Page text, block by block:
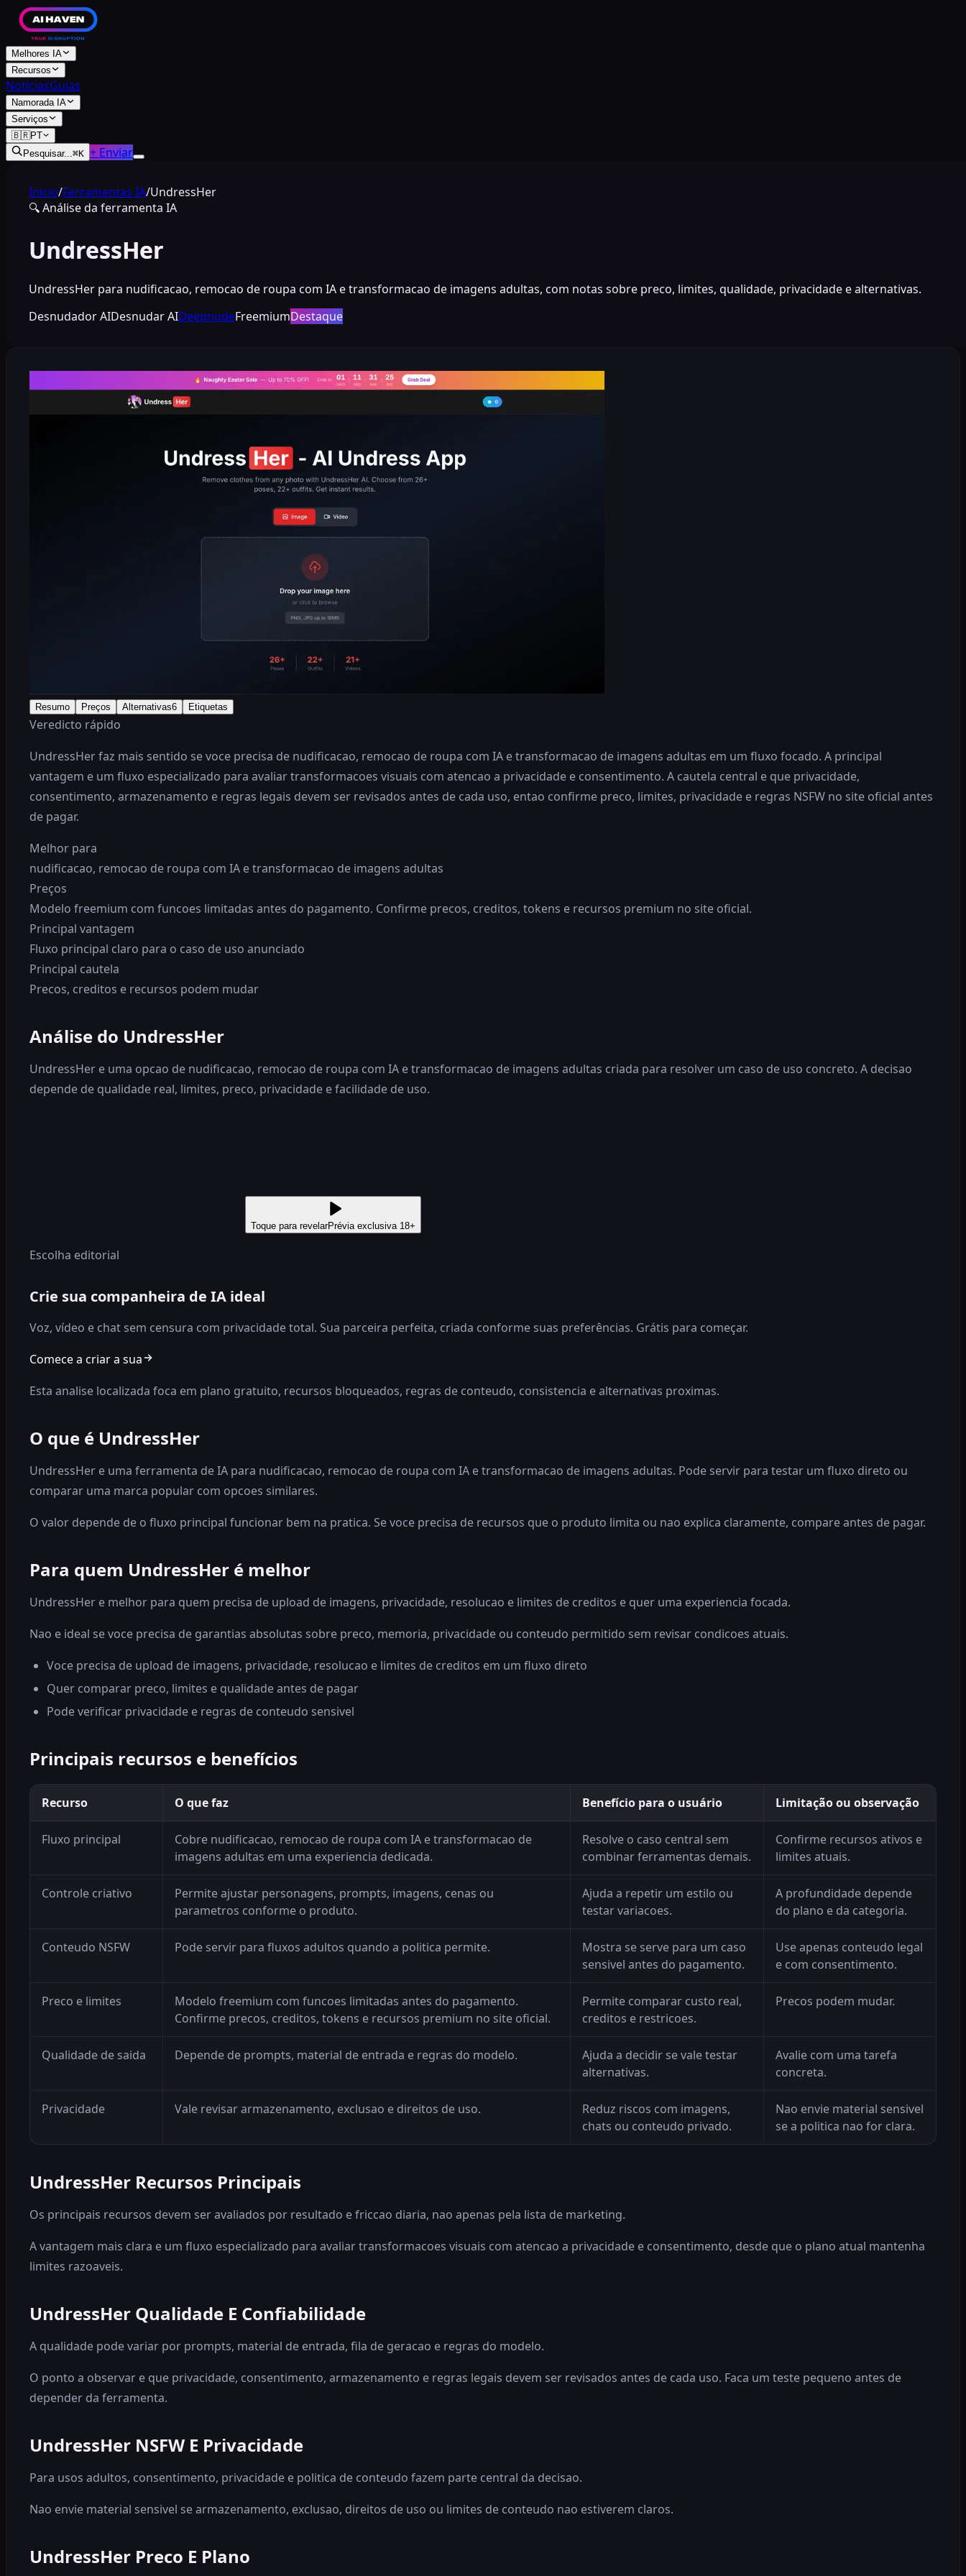
Melhores IA
Recursos
NotíciasGuias
Namorada IA
Serviços
🇧🇷PT
Pesquisar...⌘K + Enviar
Início/Ferramentas IA/UndressHer
🔍Análise da ferramenta IA
UndressHer
UndressHer para nudificacao, remocao de roupa com IA e transformacao de imagens adultas, com notas sobre preco, limites, qualidade, privacidade e alternativas.
Desnudador AIDesnudar AIDeepnudeFreemiumDestaque
Resumo Preços Alternativas6 Etiquetas
Veredicto rápido
UndressHer faz mais sentido se voce precisa de nudificacao, remocao de roupa com IA e transformacao de imagens adultas em um fluxo focado. A principal
vantagem e um fluxo especializado para avaliar transformacoes visuais com atencao a privacidade e consentimento. A cautela central e que privacidade,
consentimento, armazenamento e regras legais devem ser revisados antes de cada uso, entao confirme preco, limites, privacidade e regras NSFW no site oficial antes
de pagar.
Melhor para
nudificacao, remocao de roupa com IA e transformacao de imagens adultas
Preços
Modelo freemium com funcoes limitadas antes do pagamento. Confirme precos, creditos, tokens e recursos premium no site oficial.
Principal vantagem
Fluxo principal claro para o caso de uso anunciado
Principal cautela
Precos, creditos e recursos podem mudar
Análise do UndressHer
UndressHer e uma opcao de nudificacao, remocao de roupa com IA e transformacao de imagens adultas criada para resolver um caso de uso concreto. A decisao
depende de qualidade real, limites, preco, privacidade e facilidade de uso.
Toque para revelarPrévia exclusiva 18+
Escolha editorial
Crie sua companheira de IA ideal
Voz, vídeo e chat sem censura com privacidade total. Sua parceira perfeita, criada conforme suas preferências. Grátis para começar.
Comece a criar a sua
Esta analise localizada foca em plano gratuito, recursos bloqueados, regras de conteudo, consistencia e alternativas proximas.
O que é UndressHer
UndressHer e uma ferramenta de IA para nudificacao, remocao de roupa com IA e transformacao de imagens adultas. Pode servir para testar um fluxo direto ou
comparar uma marca popular com opcoes similares.
O valor depende de o fluxo principal funcionar bem na pratica. Se voce precisa de recursos que o produto limita ou nao explica claramente, compare antes de pagar.
Para quem UndressHer é melhor
UndressHer e melhor para quem precisa de upload de imagens, privacidade, resolucao e limites de creditos e quer uma experiencia focada.
Nao e ideal se voce precisa de garantias absolutas sobre preco, memoria, privacidade ou conteudo permitido sem revisar condicoes atuais.
Voce precisa de upload de imagens, privacidade, resolucao e limites de creditos em um fluxo direto
Quer comparar preco, limites e qualidade antes de pagar
Pode verificar privacidade e regras de conteudo sensivel
Principais recursos e benefícios
Recurso O que faz Benefício para o usuário Limitação ou observação
Fluxo principal
Cobre nudificacao, remocao de roupa com IA e transformacao de
imagens adultas em uma experiencia dedicada.
Resolve o caso central sem
combinar ferramentas demais.
Confirme recursos ativos e
limites atuais.
Controle criativo
Permite ajustar personagens, prompts, imagens, cenas ou
parametros conforme o produto.
Ajuda a repetir um estilo ou
testar variacoes.
A profundidade depende
do plano e da categoria.
Conteudo NSFW Pode servir para fluxos adultos quando a politica permite.
Mostra se serve para um caso
sensivel antes do pagamento.
Use apenas conteudo legal
e com consentimento.
Preco e limites
Modelo freemium com funcoes limitadas antes do pagamento.
Confirme precos, creditos, tokens e recursos premium no site oficial.
Permite comparar custo real,
creditos e restricoes.
Precos podem mudar.
Qualidade de saida Depende de prompts, material de entrada e regras do modelo.
Ajuda a decidir se vale testar
alternativas.
Avalie com uma tarefa
concreta.
Privacidade Vale revisar armazenamento, exclusao e direitos de uso.
Reduz riscos com imagens,
chats ou conteudo privado.
Nao envie material sensivel
se a politica nao for clara.
UndressHer Recursos Principais
Os principais recursos devem ser avaliados por resultado e friccao diaria, nao apenas pela lista de marketing.
A vantagem mais clara e um fluxo especializado para avaliar transformacoes visuais com atencao a privacidade e consentimento, desde que o plano atual mantenha
limites razoaveis.
UndressHer Qualidade E Confiabilidade
A qualidade pode variar por prompts, material de entrada, fila de geracao e regras do modelo.
O ponto a observar e que privacidade, consentimento, armazenamento e regras legais devem ser revisados antes de cada uso. Faca um teste pequeno antes de
depender da ferramenta.
UndressHer NSFW E Privacidade
Para usos adultos, consentimento, privacidade e politica de conteudo fazem parte central da decisao.
Nao envie material sensivel se armazenamento, exclusao, direitos de uso ou limites de conteudo nao estiverem claros.
UndressHer Preco E Plano